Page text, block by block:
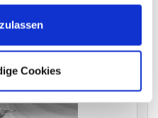
Cookies